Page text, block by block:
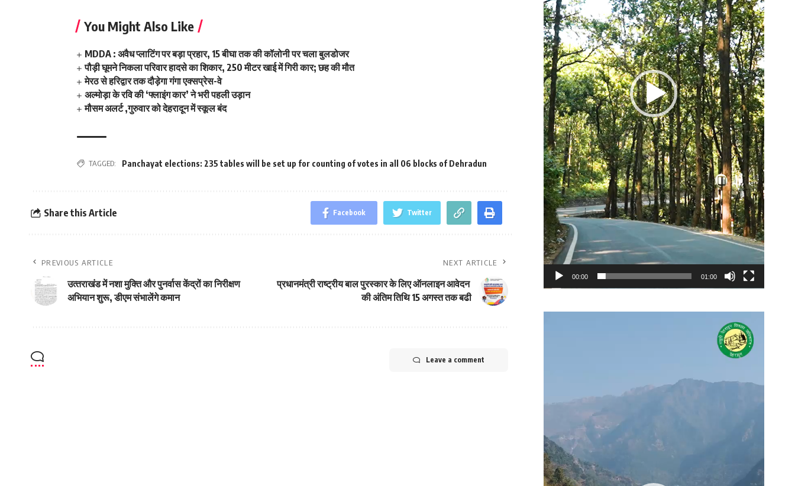
You Might Also Like
MDDA : अवैध प्लाटिंग पर बड़ा प्रहार, 15 बीघा तक की कॉलोनी पर चला बुलडोजर
पौड़ी घूमने निकला परिवार हादसे का शिकार, 250 मीटर खाई में गिरी कार; छह की मौत
मेरठ से हरिद्वार तक दौड़ेगा गंगा एक्सप्रेस-वे
अल्मोड़ा के रवि की ‘फ्लाइंग कार’ ने भरी पहली उड़ान
मौसम अलर्ट ,गुरुवार को देहरादून में स्कूल बंद
TAGGED: Panchayat elections: 235 tables will be set up for counting of votes in all 06 blocks of Dehradun
Share this Article Facebook Twitter
PREVIOUS ARTICLE
उत्‍तराखंड में नशा मुक्ति और पुनर्वास केंद्रों का निरीक्षण
अभियान शुरू, डीएम संभालेंगे कमान
NEXT ARTICLE
प्रधानमंत्री राष्ट्रीय बाल पुरस्कार के लिए ऑनलाइन आवेदन
की अंतिम तिथि 15 अगस्‍त तक बढी
Leave a comment
00:00 01:00